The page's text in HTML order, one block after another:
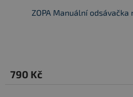
ZOPA Manuální odsávačka
790 Kč